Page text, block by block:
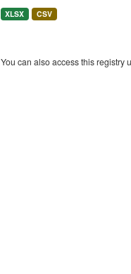
XLSX CSV
You can also access this registry